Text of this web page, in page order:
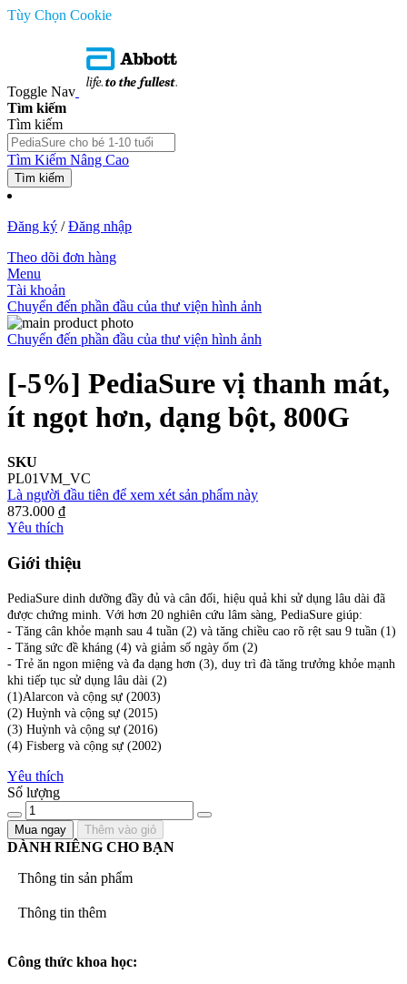
Tùy Chọn Cookie
Toggle Nav
Tìm kiếm
Tìm kiếm
Tìm Kiếm Nâng Cao
Tìm kiếm
Đăng ký /Đăng nhập
Theo dõi đơn hàng
Menu
Tài khoản
Chuyển đến phần đầu của thư viện hình ảnh
Chuyển đến phần đầu của thư viện hình ảnh
[-5%] PediaSure vị thanh mát,
ít ngọt hơn, dạng bột, 800G
SKU
PL01VM_VC
Là người đầu tiên để xem xét sản phẩm này
873.000 ₫
Yêu thích
Giới thiệu
PediaSure dinh dưỡng đầy đủ và cân đối, hiệu quả khi sử dụng lâu dài đã
được chứng minh. Với hơn 20 nghiên cứu lâm sàng, PediaSure giúp:
- Tăng cân khỏe mạnh sau 4 tuần (2) và tăng chiều cao rõ rệt sau 9 tuần (1)
- Tăng sức đề kháng (4) và giảm số ngày ốm (2)
- Trẻ ăn ngon miệng và đa dạng hơn (3), duy trì đà tăng trưởng khỏe mạnh
khi tiếp tục sử dụng lâu dài (2)
(1)Alarcon và cộng sự (2003)
(2) Huỳnh và cộng sự (2015)
(3) Huỳnh và cộng sự (2016)
(4) Fisberg và cộng sự (2002)
Yêu thích
Số lượng
Mua ngay Thêm vào giỏ
DÀNH RIÊNG CHO BẠN
Thông tin sản phẩm
Thông tin thêm
Công thức khoa học: